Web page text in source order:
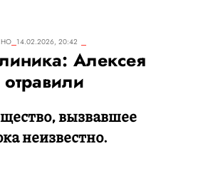
14.02.2026, 20:42
Алексея
вызвавшее
неизвестно.